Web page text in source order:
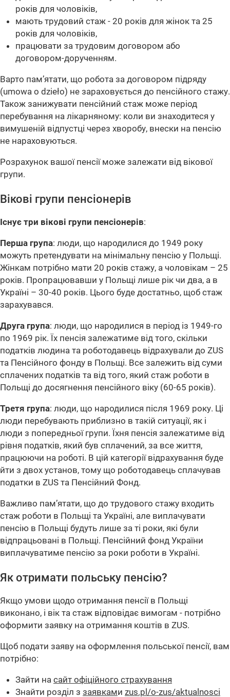
років для чоловіків,
мають трудовий стаж - 20 років для жінок та 25
років для чоловіків,
працювати за трудовим договором або
договором-дорученням.
Варто пам’ятати, що робота за договором підряду
(umowa o dzieło) не зараховується до пенсійного стажу.
Також занижувати пенсійний стаж може період
перебування на лікарняному: коли ви знаходитеся у
вимушеній відпустці через хворобу, внески на пенсію
не нараховуються.
Розрахунок вашої пенсії може залежати від вікової
групи.
Вікові групи пенсіонерів
Існує три вікові групи пенсіонерів:
Перша група: люди, що народилися до 1949 року
можуть претендувати на мінімальну пенсію у Польщі.
Жінкам потрібно мати 20 років стажу, а чоловікам – 25
років. Пропрацювавши у Польщі лише рік чи два, а в
Україні – 30-40 років. Цього буде достатньо, щоб стаж
зарахувався.
Друга група: люди, що народилися в період із 1949-го
по 1969 рік. Їх пенсія залежатиме від того, скільки
податків людина та роботодавець відрахували до ZUS
та Пенсійного фонду в Польщі. Все залежить від суми
сплачених податків та від того, який стаж роботи в
Польщі до досягнення пенсійного віку (60-65 років).
Третя група: люди, що народилися після 1969 року. Ці
люди перебувають приблизно в такій ситуації, як і
люди з попередньої групи. Їхня пенсія залежатиме від
рівня податків, який був сплачений, за все життя,
працюючи на роботі. В цій категорії відрахування буде
йти з двох установ, тому що роботодавець сплачував
податки в ZUS та Пенсійний Фонд.
Важливо пам’ятати, що до трудового стажу входить
стаж роботи в Польщі та Україні, але виплачувати
пенсію в Польщі будуть лише за ті роки, які були
відпрацьовані в Польщі. Пенсійний фонд України
виплачуватиме пенсію за роки роботи в Україні.
Як отримати польську пенсію?
Якщо умови щодо отримання пенсії в Польщі
виконано, і вік та стаж відповідає вимогам - потрібно
оформити заявку на отримання коштів в ZUS.
Щоб подати заяву на оформлення польської пенсії, вам
потрібно:
Зайти на сайт офіційного страхування
Знайти розділ з заявками zus.pl/o-zus/aktualnosci